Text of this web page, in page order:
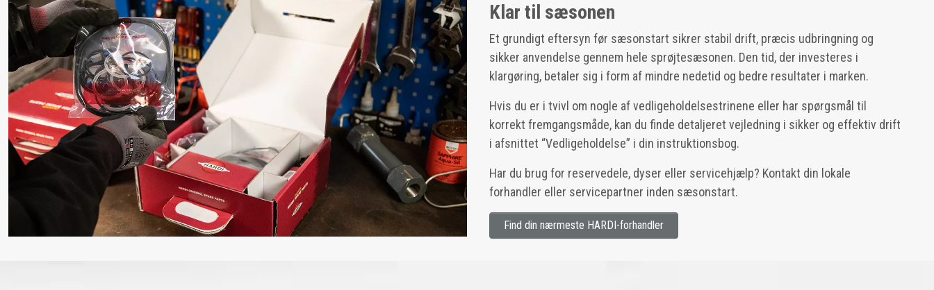
Klar til sæsonen
Et grundigt eftersyn før sæsonstart sikrer stabil drift, præcis udbringning og
sikker anvendelse gennem hele sprøjtesæsonen. Den tid, der investeres i
klargøring, betaler sig i form af mindre nedetid og bedre resultater i marken.
Hvis du er i tvivl om nogle af vedligeholdelsestrinene eller har spørgsmål til
korrekt fremgangsmåde, kan du finde detaljeret vejledning i sikker og effektiv drift
i afsnittet “Vedligeholdelse” i din instruktionsbog.
Har du brug for reservedele, dyser eller servicehjælp? Kontakt din lokale
forhandler eller servicepartner inden sæsonstart.
Find din nærmeste HARDI-forhandler